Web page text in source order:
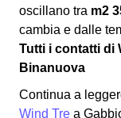
oscillano tra m2
cambia e dalle
Tutti i contatti di
Binanuova
Continua a
Wind Tre a